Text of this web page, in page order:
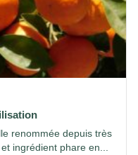
renommée depuis très
ingrédient phare en...